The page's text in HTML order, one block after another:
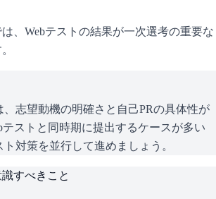
、Webテストの結果が一次選考の重要な
、志望動機の明確さと自己PRの具体性が
テストと同時期に提出するケースが多い
対策を並行して進めましょう。
すべきこと